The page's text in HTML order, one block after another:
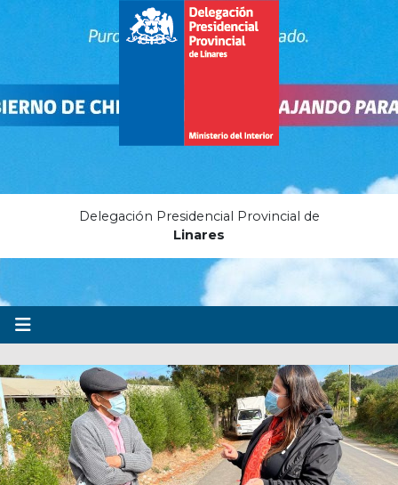
Delegación Presidencial Provincial de
Linares